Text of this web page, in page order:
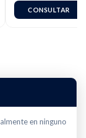
Función Turbo,
Blanca,
CONSULTAR
en ninguno